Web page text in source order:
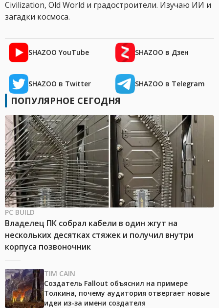
Civilization, Old World и градостроители. Изучаю ИИ и
загадки космоса.
SHAZOO YouTube SHAZOO в Дзен
SHAZOO в Twitter SHAZOO в Telegram
ПОПУЛЯРНОЕ СЕГОДНЯ
PC BUILD
Владелец ПК собрал кабели в один жгут на
нескольких десятках стяжек и получил внутри
корпуса позвоночник
TIM CAIN
Создатель Fallout объяснил на примере
Толкина, почему аудитория отвергает новые
идеи из-за имени создателя